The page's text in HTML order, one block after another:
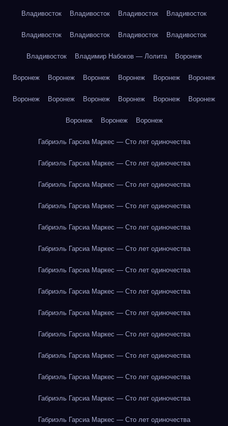
Владивосток Владивосток Владивосток Владивосток
Владивосток Владивосток Владивосток Владивосток
Владивосток Владимир Набоков — Лолита Воронеж
Воронеж Воронеж Воронеж Воронеж Воронеж Воронеж
Воронеж Воронеж Воронеж Воронеж Воронеж Воронеж
Воронеж Воронеж Воронеж
Габриэль Гарсиа Маркес — Сто лет одиночества
Габриэль Гарсиа Маркес — Сто лет одиночества
Габриэль Гарсиа Маркес — Сто лет одиночества
Габриэль Гарсиа Маркес — Сто лет одиночества
Габриэль Гарсиа Маркес — Сто лет одиночества
Габриэль Гарсиа Маркес — Сто лет одиночества
Габриэль Гарсиа Маркес — Сто лет одиночества
Габриэль Гарсиа Маркес — Сто лет одиночества
Габриэль Гарсиа Маркес — Сто лет одиночества
Габриэль Гарсиа Маркес — Сто лет одиночества
Габриэль Гарсиа Маркес — Сто лет одиночества
Габриэль Гарсиа Маркес — Сто лет одиночества
Габриэль Гарсиа Маркес — Сто лет одиночества
Габриэль Гарсиа Маркес — Сто лет одиночества